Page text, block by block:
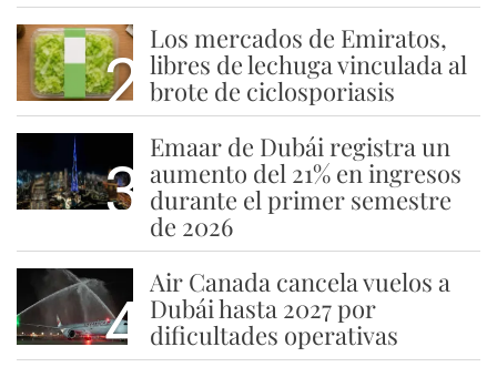
2
Los mercados de Emiratos,
libres de lechuga vinculada al
brote de ciclosporiasis
3
Emaar de Dubái registra un
aumento del 21% en ingresos
durante el primer semestre
de 2026
4
Air Canada cancela vuelos a
Dubái hasta 2027 por
dificultades operativas